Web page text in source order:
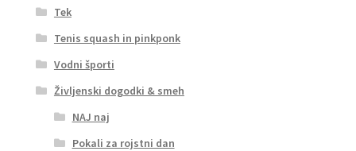
Tek
Tenis squash in pinkponk
Vodni športi
Življenski dogodki & smeh
NAJ naj
Pokali za rojstni dan